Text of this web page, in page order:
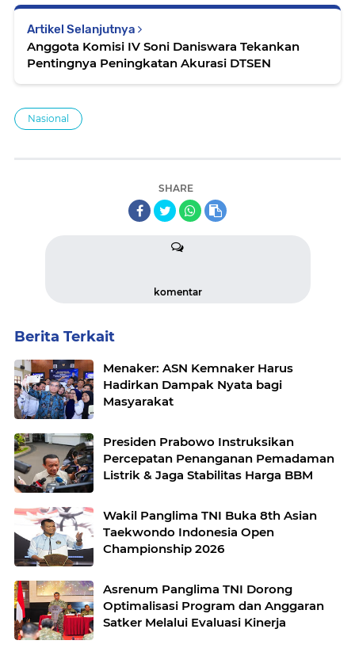
Artikel Selanjutnya
Anggota Komisi IV Soni Daniswara Tekankan
Pentingnya Peningkatan Akurasi DTSEN
Nasional
SHARE
komentar
Berita Terkait
Menaker: ASN Kemnaker Harus
Hadirkan Dampak Nyata bagi
Masyarakat
Presiden Prabowo Instruksikan
Percepatan Penanganan Pemadaman
Listrik & Jaga Stabilitas Harga BBM
Wakil Panglima TNI Buka 8th Asian
Taekwondo Indonesia Open
Championship 2026
Asrenum Panglima TNI Dorong
Optimalisasi Program dan Anggaran
Satker Melalui Evaluasi Kinerja